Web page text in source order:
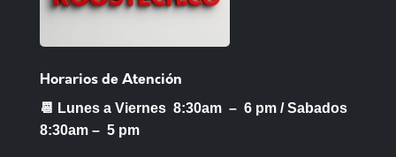
Horarios de Atención
📆 Lunes a Viernes 8:30am – 6 pm /Sabados
8:30am – 5 pm